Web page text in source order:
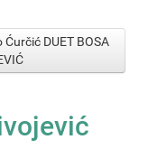
DUET BOSA